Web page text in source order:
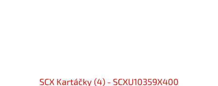
SCX Kartáčky (4) - SCXU10359X400